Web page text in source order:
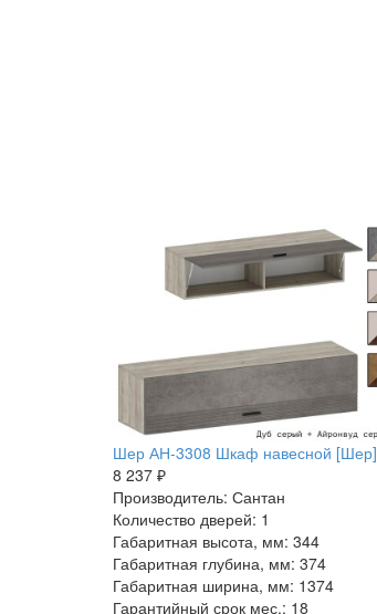
Шер АН-3308 Шкаф навесной [Шер]
8 237 ₽
Производитель: Сантан
Количество дверей: 1
Габаритная высота, мм: 344
Габаритная глубина, мм: 374
Габаритная ширина, мм: 1374
Гарантийный срок мес.: 18